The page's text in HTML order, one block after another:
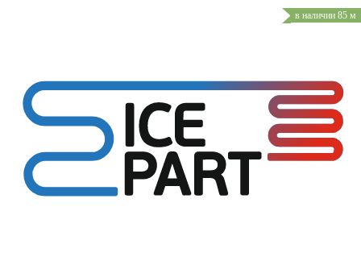
в наличии 85 м